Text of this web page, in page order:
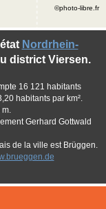
Nordrhein-
district Viersen.
16 121 habitants
habitants par km².
m.
Gerhard Gottwald
de la ville est Brüggen.
©photo-libre.fr